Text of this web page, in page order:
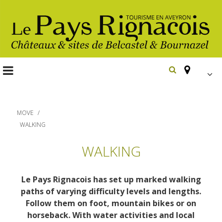
Belcastel, village et château
Bournazel, village et château
Randonnée
pédestre
En vélo, à vtt
Gîtes et locations
MOVE
WALKING
WALKING
Le Pays Rignacois has set up marked walking
paths of varying difficulty levels and lengths.
Follow them on foot, mountain bikes or on
horseback. With water activities and local